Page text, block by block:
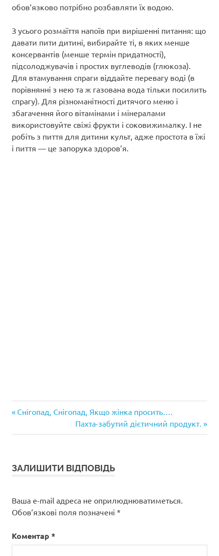
обов’язково потрібно розбавляти їх водою.
З усього розмаїття напоїв при вирішенні питання: що
давати пити дитині, вибирайте ті, в яких менше
консервантів (менше термін придатності),
підсолоджувачів і простих вуглеводів (глюкоза).
Для втамування спраги віддайте перевагу воді (в
порівнянні з нею та ж газована вода тільки посилить
спрагу). Для різноманітності дитячого меню і
збагачення його вітамінами і мінералами
використовуйте свіжі фрукти і соковижималку. І не
робіть з пиття для дитини культ, адже простота в їжі
і пиття — це запорука здоров’я.
Навігація
записів
Попередній
Снігопад, Снігопад, Якщо жінка просить….
Наступний
запис:
Пахта-забутий дієтичний продукт.
ЗАЛИШИТИ ВІДПОВІДЬ
Ваша e-mail адреса не оприлюднюватиметься.
Обов’язкові поля позначені *
Коментар *